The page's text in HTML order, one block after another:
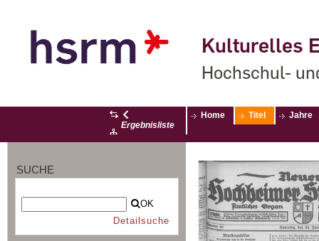
Kulturelles
Hochschul-
Ergebnisliste
Home Titel Jahre
SUCHE
OK
Detailsuche